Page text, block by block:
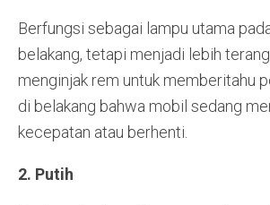
Berfungsi sebagai lampu utama
belakang, tetapi menjadi lebih
menginjak rem untuk memberitahu
di belakang bahwa mobil sedang
kecepatan atau berhenti.
2. Putih